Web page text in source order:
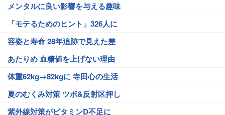
メンタルに良い影響を与える趣味
「モテるためのヒント」326人に
容姿と寿命 28年追跡で見えた差
あたりめ 血糖値を上げない理由
体重62kg→82kgに 寺田心の生活
夏のむくみ対策 ツボ&反射区押し
紫外線対策がビタミンD不足に